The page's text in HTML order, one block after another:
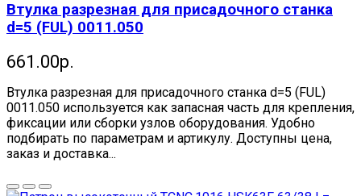
Втулка разрезная для присадочного станка
d=5 (FUL) 0011.050
661.00р.
Втулка разрезная для присадочного станка d=5 (FUL)
0011.050 используется как запасная часть для крепления,
фиксации или сборки узлов оборудования. Удобно
подбирать по параметрам и артикулу. Доступны цена,
заказ и доставка...